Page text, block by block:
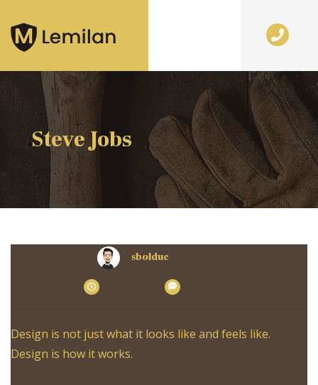
Steve Jobs
sbolduc
Design is not just what it looks like and feels like.
Design is how it works.